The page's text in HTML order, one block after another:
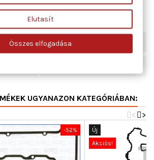
1 - 4
UGYANAZON KATEGÓRIÁBAN:
>
<
-52%
Új
Akciós!
Elutasít
Összes elfogadása